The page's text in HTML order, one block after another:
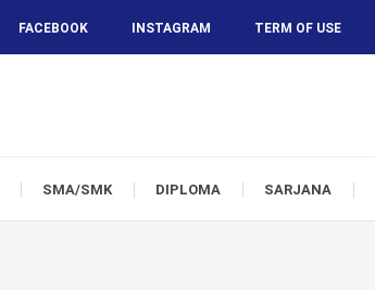
FACEBOOK INSTAGRAM TERM OF USE
SMA/SMK DIPLOMA SARJANA